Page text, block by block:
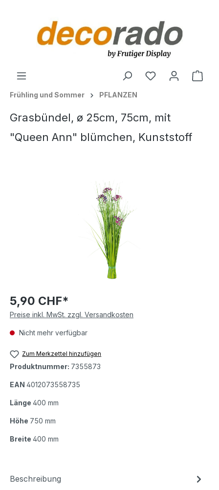
Frühling und Sommer PFLANZEN
Grasbündel, ø 25cm, 75cm, mit
"Queen Ann" blümchen, Kunststoff
5,90 CHF*
Preise inkl. MwSt. zzgl. Versandkosten
Nicht mehr verfügbar
Zum Merkzettel hinzufügen
Produktnummer: 7355873
EAN 4012073558735
Länge 400 mm
Höhe 750 mm
Breite 400 mm
Beschreibung